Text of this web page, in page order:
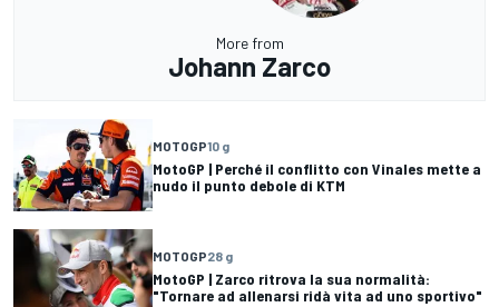
More from
Johann Zarco
MOTOGP10 g
MotoGP | Perché il conflitto con Vinales mette a
nudo il punto debole di KTM
MOTOGP28 g
MotoGP | Zarco ritrova la sua normalità:
"Tornare ad allenarsi ridà vita ad uno sportivo"